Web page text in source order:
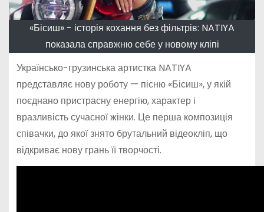
«Бісиш» - історія кохання без фільтрів: NATIYA
показала справжню себе у новому кліпі
Українсько-грузинська артистка NATIYA
представляє нову роботу — пісню «Бісиш», у якій
поєднано пристрасну енергію, характер і
вразливість сучасної жінки. Це перша композиція
співачки, до якої знято брутальний відеокліп, що
відкриває нову грань її творчості.